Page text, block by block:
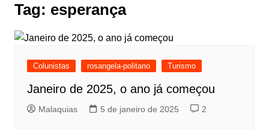
Tag: esperança
Colunistas rosangela-politano Turismo
Janeiro de 2025, o ano já começou
Malaquias 5 de janeiro de 2025 2